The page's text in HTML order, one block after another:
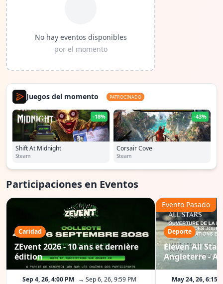
No hay eventos disponibles
por el momento
Juegos del momento PATROCINADO
-18%
Shift At Midnight
Steam
-43%
Corsair Cove
Steam
Participaciones en Eventos
Caridad
ZEvent 2026 - 10 ans et dernière
édition
Sep 4, 26, 4:00 PM → Sep 6, 26, 9:59 PM
Deporte
Eleven All
Angleterre -
Evento Pasado
May 24, 26, 6:15